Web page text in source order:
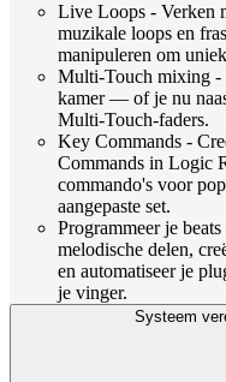
Live Loops - Verken
muzikale loops en
manipuleren om
Multi-Touch mixing -
kamer — of je nu
Multi-Touch-faders.
Key Commands -
Commands in Logic
commando's voor
aangepaste set.
Programmeer je
melodische delen,
en automatiseer je
je vinger.
Systeem